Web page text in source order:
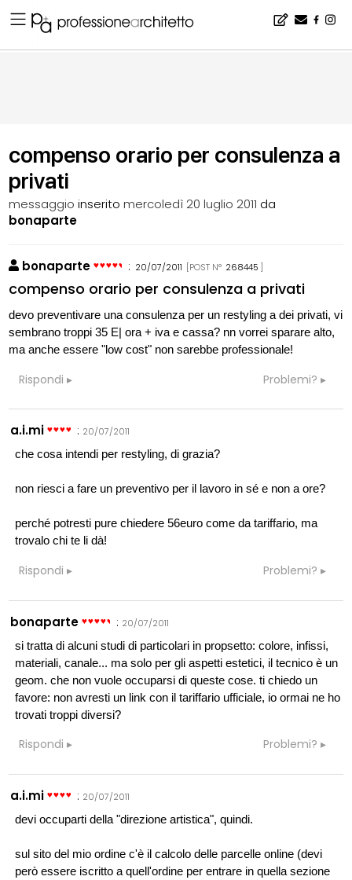
compenso orario per consulenza a
privati
messaggio inseritomercoledì 20 luglio 2011 da
bonaparte
bonaparte : 20/07/2011 [POST N° 268445 ]
compenso orario per consulenza a privati
devo preventivare una consulenza per un restyling a dei privati, vi
sembrano troppi 35 E| ora + iva e cassa? nn vorrei sparare alto,
ma anche essere "low cost" non sarebbe professionale!
Rispondi Problemi?
a.i.mi : 20/07/2011
che cosa intendi per restyling, di grazia?
non riesci a fare un preventivo per il lavoro in sé e non a ore?
perché potresti pure chiedere 56euro come da tariffario, ma
trovalo chi te li dà!
Rispondi Problemi?
bonaparte : 20/07/2011
si tratta di alcuni studi di particolari in propsetto: colore, infissi,
materiali, canale... ma solo per gli aspetti estetici, il tecnico è un
geom. che non vuole occuparsi di queste cose. ti chiedo un
favore: non avresti un link con il tariffario ufficiale, io ormai ne ho
trovati troppi diversi?
Rispondi Problemi?
a.i.mi : 20/07/2011
devi occuparti della "direzione artistica", quindi.
sul sito del mio ordine c'è il calcolo delle parcelle online (devi
però essere iscritto a quell'ordine per entrare in quella sezione